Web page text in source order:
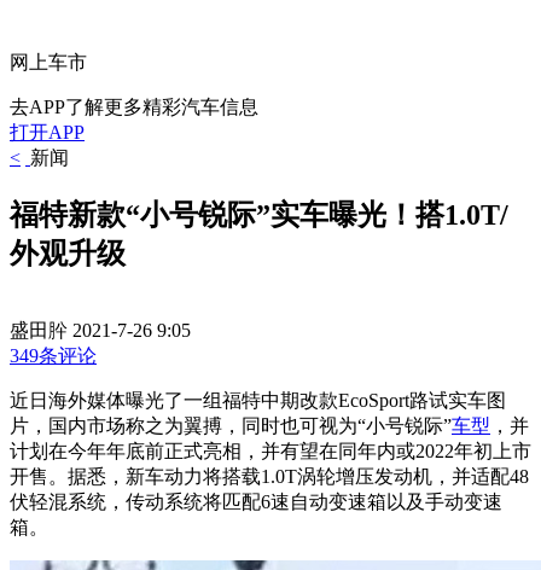
网上车市
去APP了解更多精彩汽车信息
打开APP
< 新闻
福特新款“小号锐际”实车曝光！搭1.0T/
外观升级
盛田肸 2021-7-26 9:05
349条评论
近日海外媒体曝光了一组福特中期改款EcoSport路试实车图
片，国内市场称之为翼搏，同时也可视为“小号锐际”车型 ，并
计划在今年年底前正式亮相，并有望在同年内或2022年初上市
开售。据悉，新车动力将搭载1.0T涡轮增压发动机，并适配48
伏轻混系统，传动系统将匹配6速自动变速箱以及手动变速
箱。